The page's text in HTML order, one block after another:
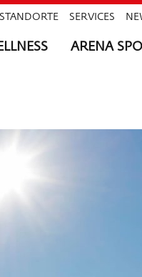
STANDORTE SERVICES
ARENA